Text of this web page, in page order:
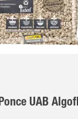
UAB